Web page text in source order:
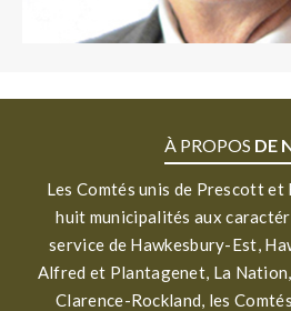
À PROPOS DE
Les Comtés unis de Prescott et
huit municipalités aux
service de Hawkesbury-Est,
Alfred et Plantagenet, La
Clarence-Rockland, les